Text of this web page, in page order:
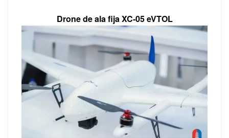
Drone de ala fija XC-05 eVTOL